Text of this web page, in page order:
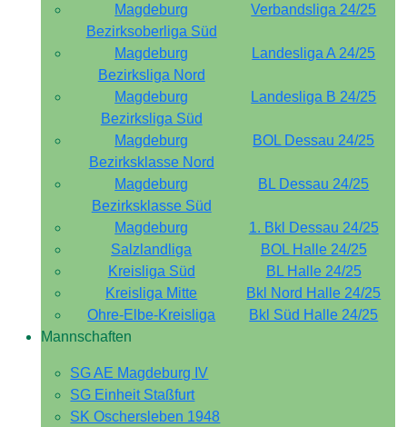
Magdeburg
Verbandsliga 24/25
Bezirksoberliga Süd
Magdeburg
Landesliga A 24/25
Bezirksliga Nord
Magdeburg
Landesliga B 24/25
Bezirksliga Süd
Magdeburg
BOL Dessau 24/25
Bezirksklasse Nord
Magdeburg
BL Dessau 24/25
Bezirksklasse Süd
Magdeburg
1. Bkl Dessau 24/25
Salzlandliga
BOL Halle 24/25
Kreisliga Süd
BL Halle 24/25
Kreisliga Mitte
Bkl Nord Halle 24/25
Ohre-Elbe-Kreisliga
Bkl Süd Halle 24/25
Mannschaften
SG AE Magdeburg IV
SG Einheit Staßfurt
SK Oschersleben 1948